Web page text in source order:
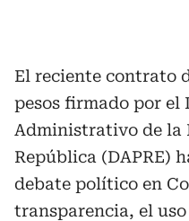
El reciente contrato
pesos firmado por el
Administrativo de la
República (DAPRE)
debate político en
transparencia, el